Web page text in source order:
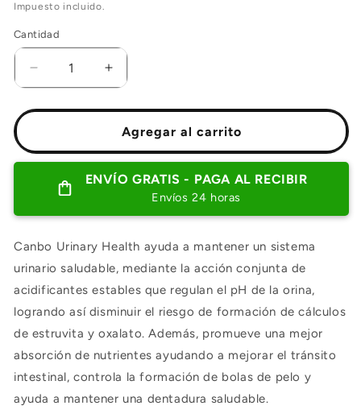
Impuesto incluido.
Cantidad
Reducir
cantidad
para
Health
urinario
1
Kg
Aumentar
cantidad
para
Canbo
Urinary
Health
Cuidado
urinario
1
Kg
Agregar al carrito
ENVÍO GRATIS - PAGA AL RECIBIR
Envíos 24 horas
Canbo Urinary Health ayuda a mantener un sistema
urinario saludable, mediante la acción conjunta de
acidificantes estables que regulan el pH de la orina,
logrando así disminuir el riesgo de formación de cálculos
de estruvita y oxalato. Además, promueve una mejor
absorción de nutrientes ayudando a mejorar el tránsito
intestinal, controla la formación de bolas de pelo y
ayuda a mantener una dentadura saludable.